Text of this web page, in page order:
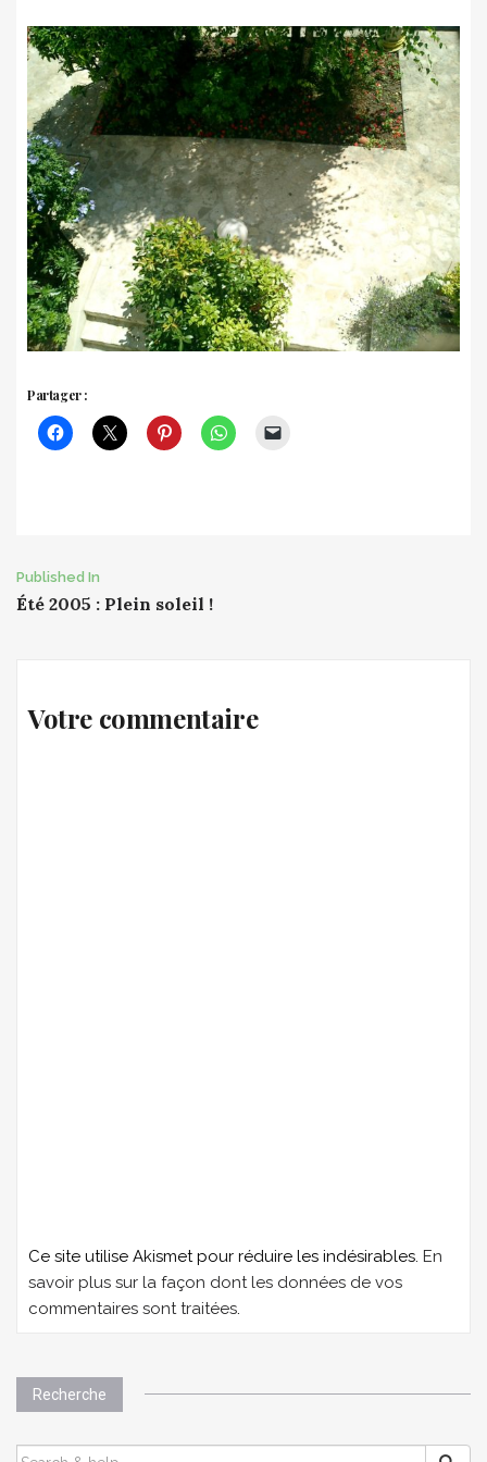
Partager :
Post
Published In
Été 2005 : Plein soleil !
Votre commentaire
Ce site utilise Akismet pour réduire les indésirables. En
savoir plus sur la façon dont les données de vos
commentaires sont traitées
Recherche
SEARCH